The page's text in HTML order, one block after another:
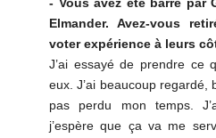
Elmander. Avez-vous
voter expérience à leurs
J’ai essayé de prendre ce
eux. J’ai beaucoup regardé,
pas perdu mon temps.
j’espère que ça va me